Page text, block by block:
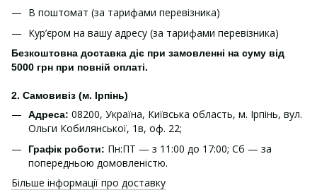
В поштомат (за тарифами перевізника)
Кур’єром на вашу адресу (за тарифами перевізника)
Безкоштовна доставка діє при замовленні на суму від
5000 грн при повній оплаті.
2. Самовивіз (м. Ірпінь)
Адреса: 08200, Україна, Київська область, м. Ірпінь, вул.
Ольги Кобилянської, 1в, оф. 22;
Графік роботи: Пн:ПТ — з 11:00 до 17:00; Сб — за
попередньою домовленістю.
Більше інформації про доставку